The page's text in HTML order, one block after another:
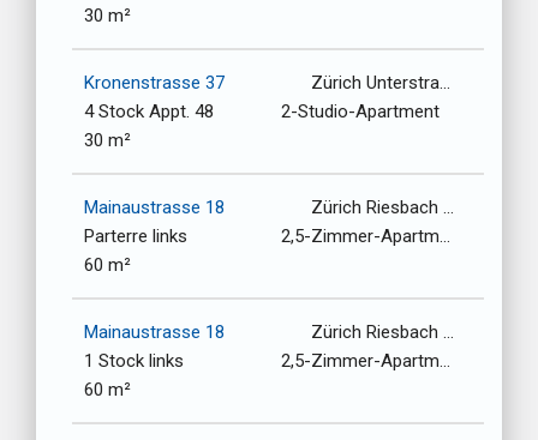
30 m²
Kronenstrasse 37
Zürich Unterstrasse-Oberstrasse / 8006
4 Stock Appt. 48
2-Studio-Apartment
30 m²
Mainaustrasse 18
Zürich Riesbach / 8008
Parterre links
2,5-Zimmer-Apartment
60 m²
Mainaustrasse 18
Zürich Riesbach / 8008
1 Stock links
2,5-Zimmer-Apartment
60 m²